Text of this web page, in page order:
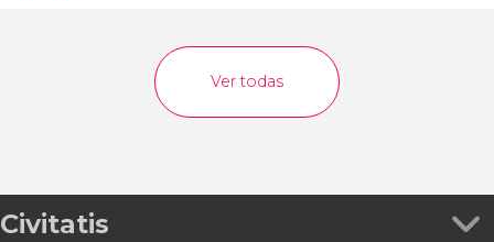
Ver todas
Civitatis